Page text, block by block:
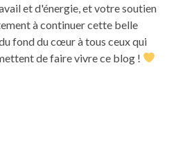
et d'énergie, et votre soutien
à continuer cette belle
fond du cœur à tous ceux qui
de faire vivre ce blog !